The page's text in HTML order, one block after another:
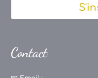
Contact